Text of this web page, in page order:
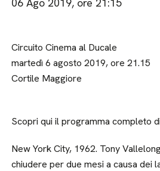
Circuito Cinema al Ducale
martedì 6 agosto 2019, ore 21.15
Cortile Maggiore
Scopri qui il programma completo
New York City, 1962. Tony
chiudere per due mesi a causa dei